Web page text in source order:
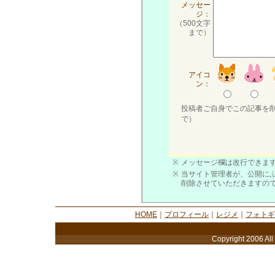
メッセー
ジ：
（500文字
まで）
アイコ
ン：
投稿者ご自身でこの記事を
で）
※ メッセージ欄は改行できま
※ 当サイト管理者が、公開に
削除させていただきますの
HOME プロフィール レジメ フォト
Copyright 2006